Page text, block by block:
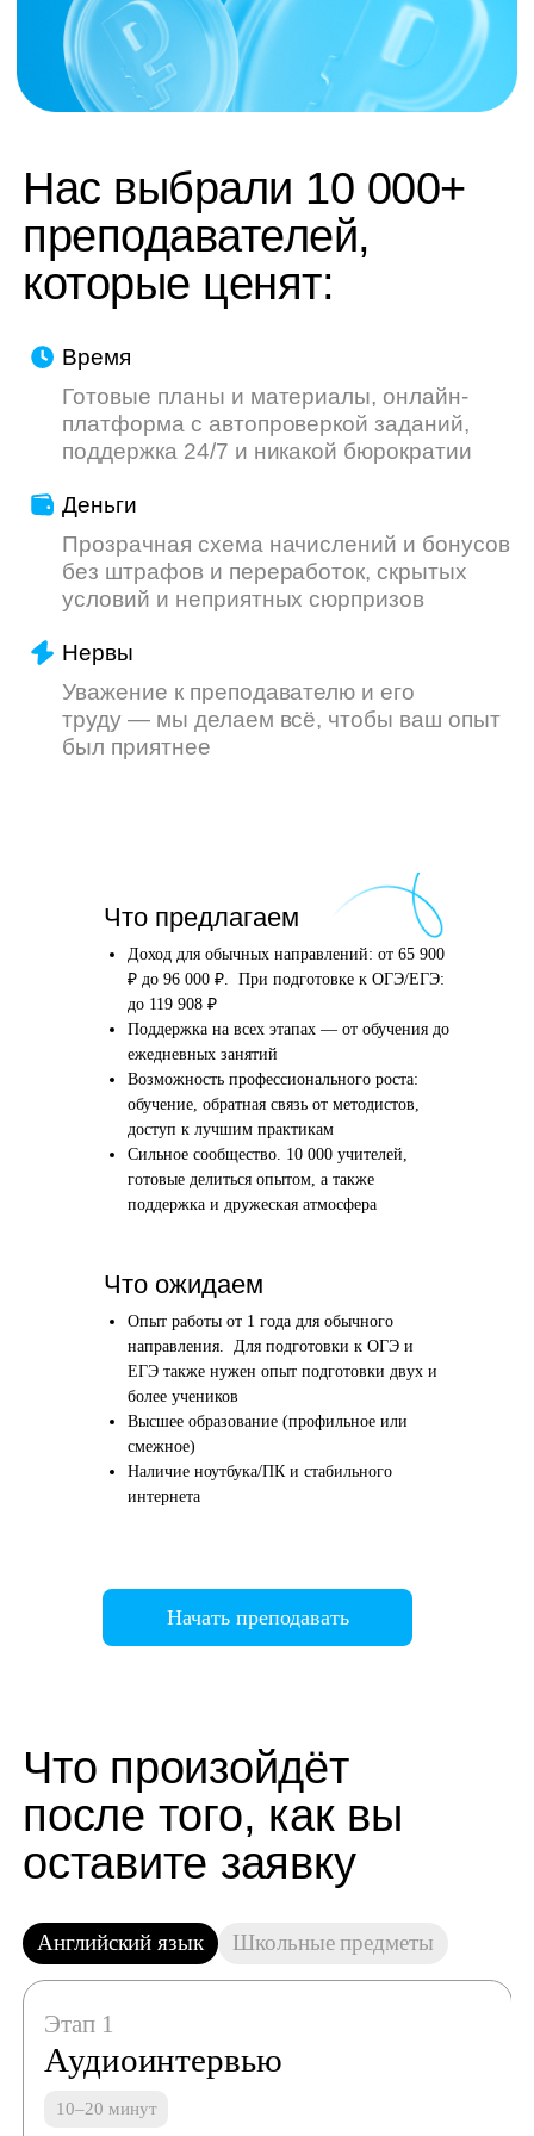
труду — мы делаем всё, чтобы ваш опыт
был приятнее
Что предлагаем
Начать преподавать
Что ожидаем
Доход для обычных направлений: от 65 900
₽ до 96 000 ₽. При подготовке к ОГЭ/ЕГЭ:
до 119 908 ₽
Поддержка на всех этапах — от обучения до
ежедневных занятий
Возможность профессионального роста:
обучение, обратная связь от методистов,
доступ к лучшим практикам
Сильное сообщество. 10 000 учителей,
готовые делиться опытом, а также
поддержка и дружеская атмосфера
Опыт работы от 1 года для обычного
направления. Для подготовки к ОГЭ и
ЕГЭ также нужен опыт подготовки двух и
более учеников
Высшее образование (профильное или
смежное)
Наличие ноутбука/ПК и стабильного
интернета
после того, как вы
оставите заявку
Английский язык Школьные предметы
Аудиоинтервью
Отвечаете по-английски на 4 вопроса
Начать преподавать